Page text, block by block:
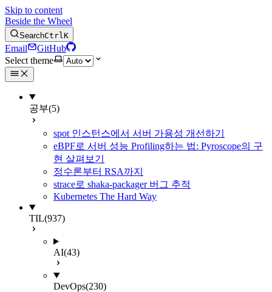
Skip to content
Beside the Wheel
SearchCtrlK
Email
GitHub
Select theme
공부(5)
spot 인스턴스에서 서버 가용성 개선하기
eBPF로 서버 성능 Profiling하는 법: Pyroscope의 구
현 살펴보기
정수론부터 RSA까지
strace로 shaka-packager 버그 추적
Kubernetes The Hard Way
TIL(937)
AI(43)
DevOps(230)